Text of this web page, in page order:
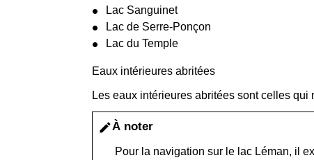
Lac Sanguinet
Lac de Serre-Ponçon
Lac du Temple
Eaux intérieures abritées
Les eaux intérieures abritées sont celles
editÀ noter
Pour la navigation sur le lac Léman, il